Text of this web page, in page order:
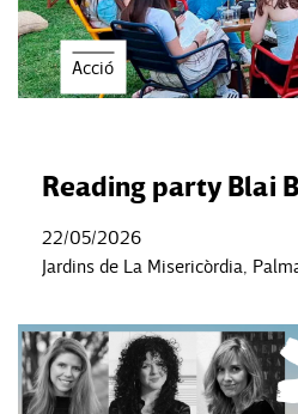
Acció
Reading party Blai
22/05/2026
Jardins de La Misericòrdia,